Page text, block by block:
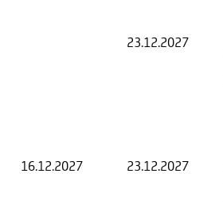
23.12.2027
16.12.2027 23.12.2027